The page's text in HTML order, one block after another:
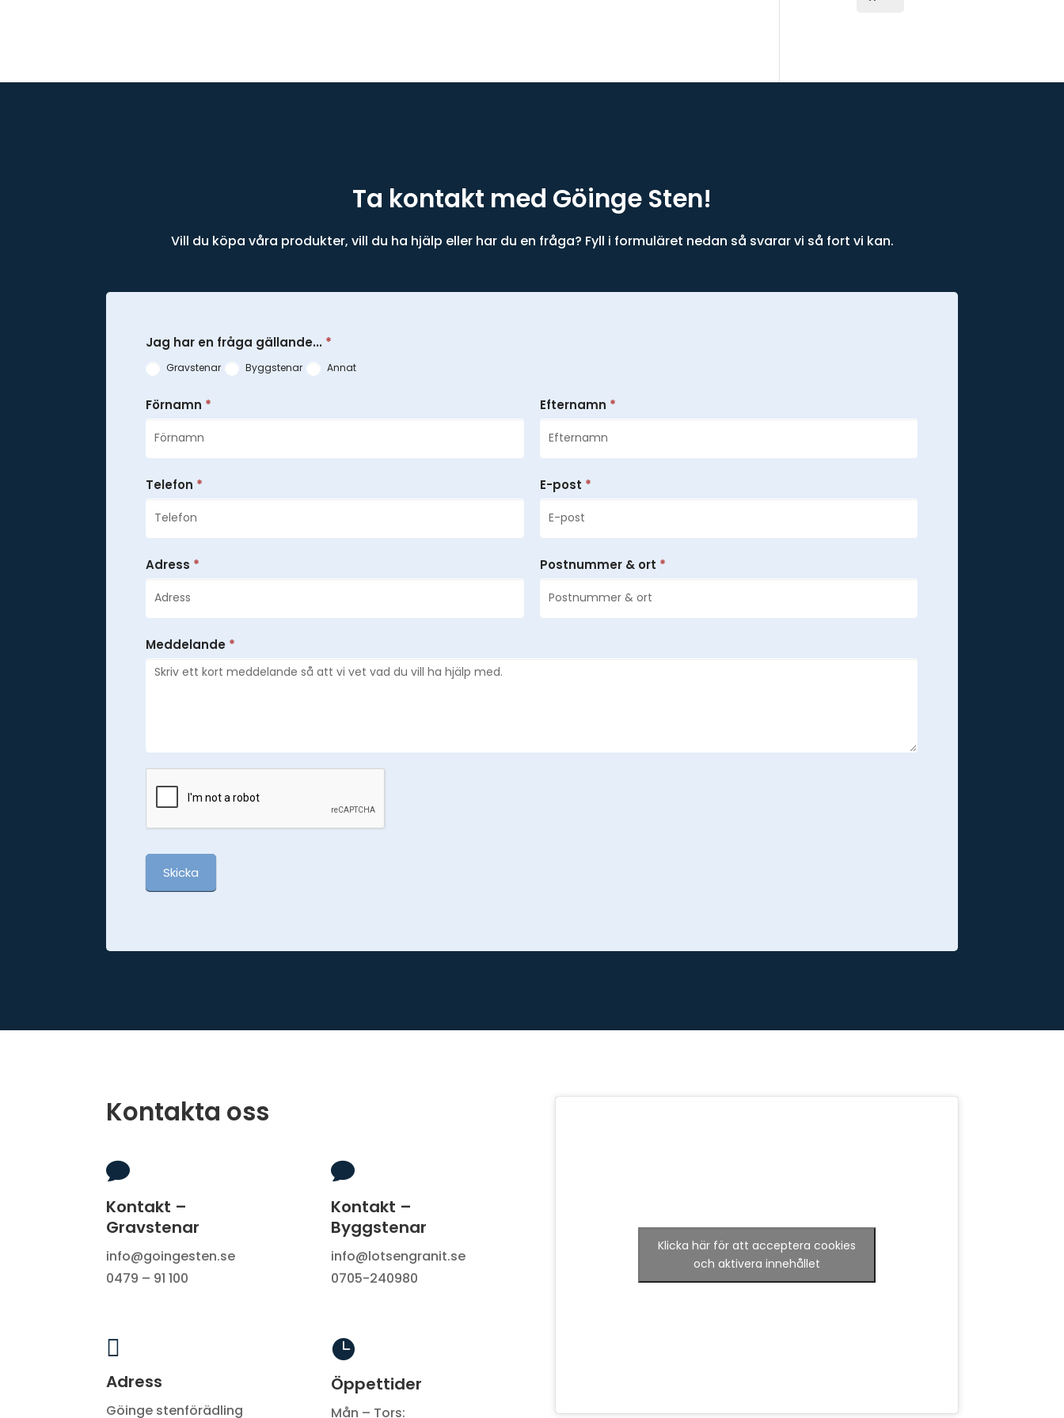
Ta kontakt med Göinge Sten!
Vill du köpa våra produkter, vill du ha hjälp eller har du en fråga? Fyll i formuläret nedan så svarar vi så fort vi kan.
Kontakt
-
Jag har en fråga gällande... *
Gravstenar Byggstenar Annat
Förnamn * Efternamn *
Telefon * E-post *
Adress * Postnummer & ort *
Meddelande *
Skicka
Kontakta oss

Kontakt –
Gravstenar
info@goingesten.se
0479 – 91 100

Kontakt –
Byggstenar
info@lotsengranit.se
0705-240980

Adress
Göinge stenförädling

Öppettider
Mån – Tors:
Klicka här för att acceptera cookies
och aktivera innehållet